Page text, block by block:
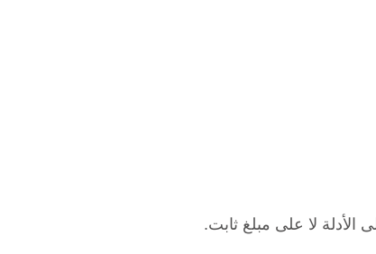
الأدلة لا على مبلغ ثابت.